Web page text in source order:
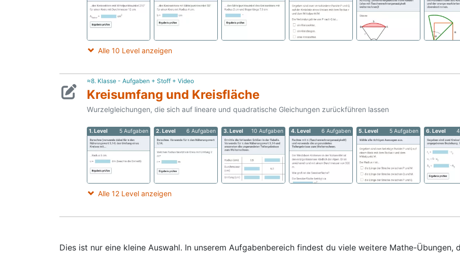
Alle 10 Level anzeigen
≈8. Klasse - Aufgaben + Stoff + Video
Kreisumfang und Kreisfläche
Wurzelgleichungen, die sich auf lineare und quadratische Gleichungen zurückführen lassen
1. Level 5 Aufgaben 2. Level 6 Aufgaben 3. Level 10 Aufgaben 4. Level 6 Aufgaben 5. Level 5 Aufgaben 6. Level
Alle 12 Level anzeigen
Dies ist nur eine kleine Auswahl. In unserem Aufgabenbereich findest du viele weitere Mathe-Übungen,